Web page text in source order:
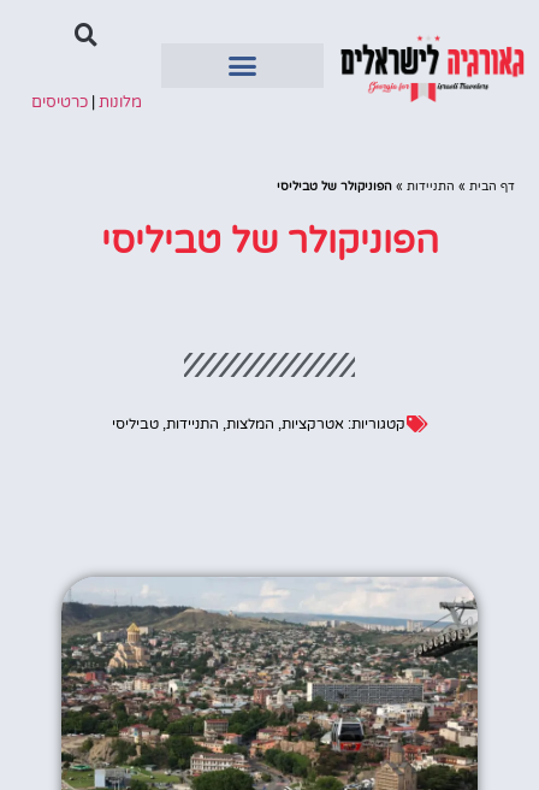
מלונות |כרטיסים
דף הבית » התניידות » הפוניקולר של טביליסי
הפוניקולר של טביליסי
קטגוריות: אטרקציות, המלצות, התניידות,טביליסי